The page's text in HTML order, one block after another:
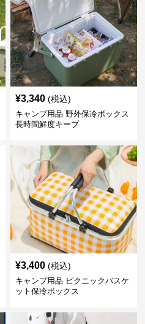
¥3,340 (税込)
キャンプ用品 野外保冷ボックス
長時間鮮度キープ
¥3,400 (税込)
キャンプ用品 ピクニックバスケ
ット保冷ボックス